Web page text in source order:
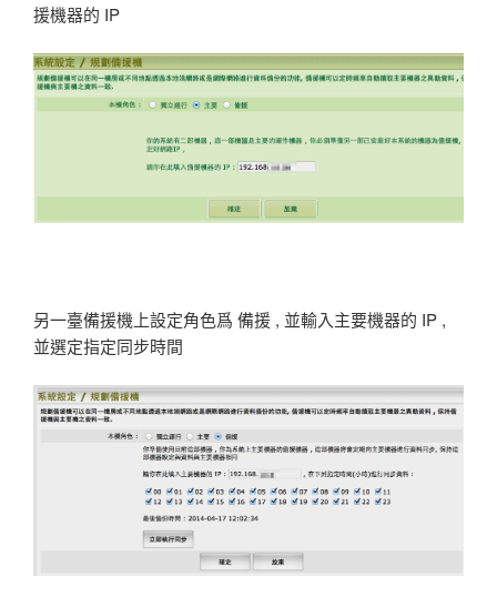
援機器的 IP
另一臺備援機上設定角色爲 備援 , 並輸入主要機器的 IP ,
並選定指定同步時間